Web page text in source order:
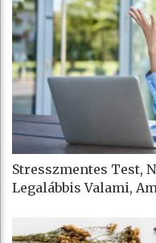
Stresszmentes Test,
Legalábbis Valami,